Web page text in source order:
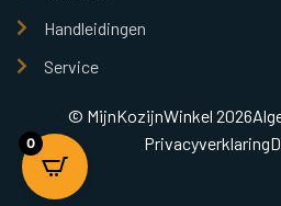
Handleidingen
Service
© MijnKozijnWinkel 2026
Privacyverklaring
0